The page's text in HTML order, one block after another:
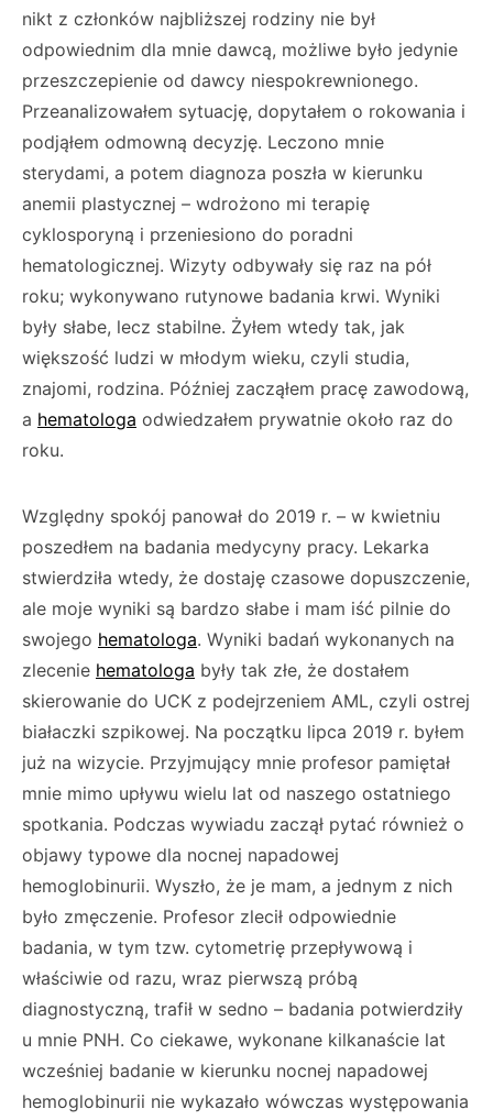
nikt z członków najbliższej rodziny nie był
odpowiednim dla mnie dawcą, możliwe było jedynie
przeszczepienie od dawcy niespokrewnionego.
Przeanalizowałem sytuację, dopytałem o rokowania i
podjąłem odmowną decyzję. Leczono mnie
sterydami, a potem diagnoza poszła w kierunku
anemii plastycznej – wdrożono mi terapię
cyklosporyną i przeniesiono do poradni
hematologicznej. Wizyty odbywały się raz na pół
roku; wykonywano rutynowe badania krwi. Wyniki
były słabe, lecz stabilne. Żyłem wtedy tak, jak
większość ludzi w młodym wieku, czyli studia,
znajomi, rodzina. Później zacząłem pracę zawodową,
a hematologa odwiedzałem prywatnie około raz do
roku.
Względny spokój panował do 2019 r. – w kwietniu
poszedłem na badania medycyny pracy. Lekarka
stwierdziła wtedy, że dostaję czasowe dopuszczenie,
ale moje wyniki są bardzo słabe i mam iść pilnie do
swojego hematologa. Wyniki badań wykonanych na
zlecenie hematologa były tak złe, że dostałem
skierowanie do UCK z podejrzeniem AML, czyli ostrej
białaczki szpikowej. Na początku lipca 2019 r. byłem
już na wizycie. Przyjmujący mnie profesor pamiętał
mnie mimo upływu wielu lat od naszego ostatniego
spotkania. Podczas wywiadu zaczął pytać również o
objawy typowe dla nocnej napadowej
hemoglobinurii. Wyszło, że je mam, a jednym z nich
było zmęczenie. Profesor zlecił odpowiednie
badania, w tym tzw. cytometrię przepływową i
właściwie od razu, wraz pierwszą próbą
diagnostyczną, trafił w sedno – badania potwierdziły
u mnie PNH. Co ciekawe, wykonane kilkanaście lat
wcześniej badanie w kierunku nocnej napadowej
hemoglobinurii nie wykazało wówczas występowania